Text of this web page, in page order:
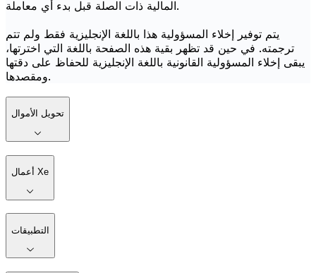
المالية ذات الصلة قبل بدء أي معاملة.
يتم توفير إخلاء المسؤولية هذا باللغة الإنجليزية فقط ولم تتم
ترجمته. في حين قد تظهر بقية هذه الصفحة باللغة التي اخترتها،
يبقى إخلاء المسؤولية القانونية باللغة الإنجليزية للحفاظ على دقتها
ومقصدها.
تحويل الأموال
أعمال Xe
التطبيقات